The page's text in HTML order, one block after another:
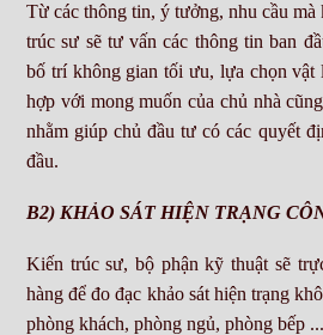
Từ các thông tin, ý tưởng, nhu cầu mà
trúc sư sẽ tư vấn các thông tin ban
bố trí không gian tối ưu, lựa chọn vật
hợp với mong muốn của chủ nhà
nhằm giúp chủ đầu tư có các quyết
đầu.
B2) KHẢO SÁT HIỆN TRẠNG
Kiến trúc sư, bộ phận kỹ thuật sẽ
hàng để đo đạc khảo sát hiện trạng
phòng khách, phòng ngủ, phòng bếp